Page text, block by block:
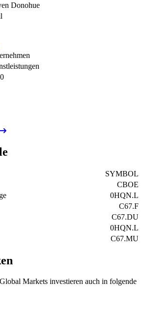
Donohue
SYMBOL
CBOE
0HQN.L
C67.F
C67.DU
0HQN.L
C67.MU
Markets investieren auch in folgende